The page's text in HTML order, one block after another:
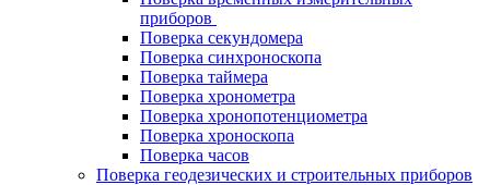
приборов
Поверка секундомера
Поверка синхроноскопа
Поверка таймера
Поверка хронометра
Поверка хронопотенциометра
Поверка хроноскопа
Поверка часов
Поверка геодезических и строительных приборов